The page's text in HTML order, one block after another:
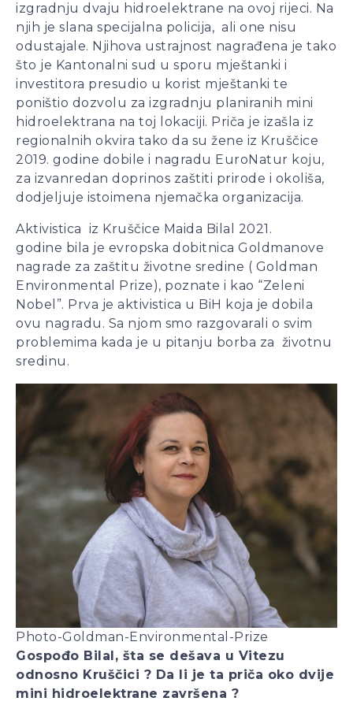
izgradnju dvaju hidroelektrane na ovoj rijeci. Na
njih je slana specijalna policija, ali one nisu
odustajale. Njihova ustrajnost nagrađena je tako
što je Kantonalni sud u sporu mještanki i
investitora presudio u korist mještanki te
poništio dozvolu za izgradnju planiranih mini
hidroelektrana na toj lokaciji. Priča je izašla iz
regionalnih okvira tako da su žene iz Kruščice
2019. godine dobile i nagradu EuroNatur koju,
za izvanredan doprinos zaštiti prirode i okoliša,
dodjeljuje istoimena njemačka organizacija.
Aktivistica iz Kruščice Maida Bilal 2021.
godine bila je evropska dobitnica Goldmanove
nagrade za zaštitu životne sredine ( Goldman
Environmental Prize), poznate i kao “Zeleni
Nobel”. Prva je aktivistica u BiH koja je dobila
ovu nagradu. Sa njom smo razgovarali o svim
problemima kada je u pitanju borba za životnu
sredinu.
Photo-Goldman-Environmental-Prize
Gospođo Bilal, šta se dešava u Vitezu
odnosno Kruščici ? Da li je ta priča oko dvije
mini hidroelektrane završena ?